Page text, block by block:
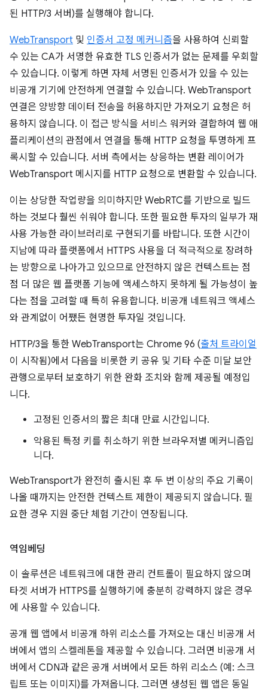
된 HTTP/3 서버)를 실행해야 합니다.
WebTransport 및 인증서 고정 메커니즘을 사용하여 신뢰할
수 있는 CA가 서명한 유효한 TLS 인증서가 없는 문제를 우회할
수 있습니다. 이렇게 하면 자체 서명된 인증서가 있을 수 있는
비공개 기기에 안전하게 연결할 수 있습니다. WebTransport
연결은 양방향 데이터 전송을 허용하지만 가져오기 요청은 허
용하지 않습니다. 이 접근 방식을 서비스 워커와 결합하여 웹 애
플리케이션의 관점에서 연결을 통해 HTTP 요청을 투명하게 프
록시할 수 있습니다. 서버 측에서는 상응하는 변환 레이어가
WebTransport 메시지를 HTTP 요청으로 변환할 수 있습니다.
이는 상당한 작업량을 의미하지만 WebRTC를 기반으로 빌드
하는 것보다 훨씬 쉬워야 합니다. 또한 필요한 투자의 일부가 재
사용 가능한 라이브러리로 구현되기를 바랍니다. 또한 시간이
지남에 따라 플랫폼에서 HTTPS 사용을 더 적극적으로 장려하
는 방향으로 나아가고 있으므로 안전하지 않은 컨텍스트는 점
점 더 많은 웹 플랫폼 기능에 액세스하지 못하게 될 가능성이 높
다는 점을 고려할 때 특히 유용합니다. 비공개 네트워크 액세스
와 관계없이 어쨌든 현명한 투자일 것입니다.
HTTP/3을 통한 WebTransport는 Chrome 96 (출처 트라이얼
이 시작됨)에서 다음을 비롯한 키 공유 및 기타 수준 미달 보안
관행으로부터 보호하기 위한 완화 조치와 함께 제공될 예정입
니다.
고정된 인증서의 짧은 최대 만료 시간입니다.
악용된 특정 키를 취소하기 위한 브라우저별 메커니즘입
니다.
WebTransport가 완전히 출시된 후 두 번 이상의 주요 기록이
나올 때까지는 안전한 컨텍스트 제한이 제공되지 않습니다. 필
요한 경우 지원 중단 체험 기간이 연장됩니다.
역임베딩
이 솔루션은 네트워크에 대한 관리 컨트롤이 필요하지 않으며
타겟 서버가 HTTPS를 실행하기에 충분히 강력하지 않은 경우
에 사용할 수 있습니다.
공개 웹 앱에서 비공개 하위 리소스를 가져오는 대신 비공개 서
버에서 앱의 스켈레톤을 제공할 수 있습니다. 그러면 비공개 서
버에서 CDN과 같은 공개 서버에서 모든 하위 리소스 (예: 스크
립트 또는 이미지)를 가져옵니다. 그러면 생성된 웹 앱은 동일